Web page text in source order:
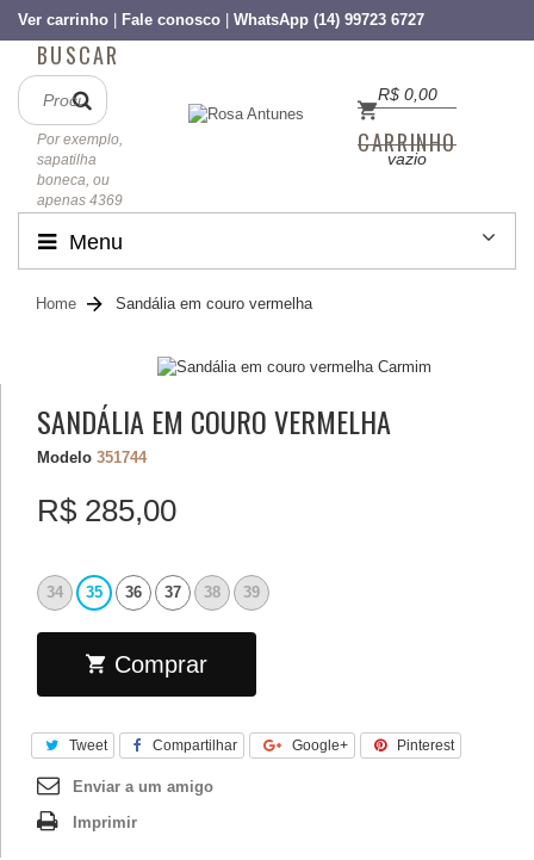
Ver carrinho Fale conosco WhatsApp (14) 99723 6727
BUSCAR
Por exemplo,
sapatilha
boneca, ou
apenas 4369
R$ 0,00
CARRINHO
vazio
Menu
Home Sandália em couro vermelha
SANDÁLIA EM COURO VERMELHA
Modelo 351744
R$ 285,00
34 35 36 37 38 39
Comprar
Tweet Compartilhar Google+ Pinterest
Enviar a um amigo
Imprimir